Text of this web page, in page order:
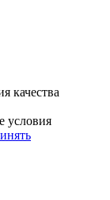
качества
условия